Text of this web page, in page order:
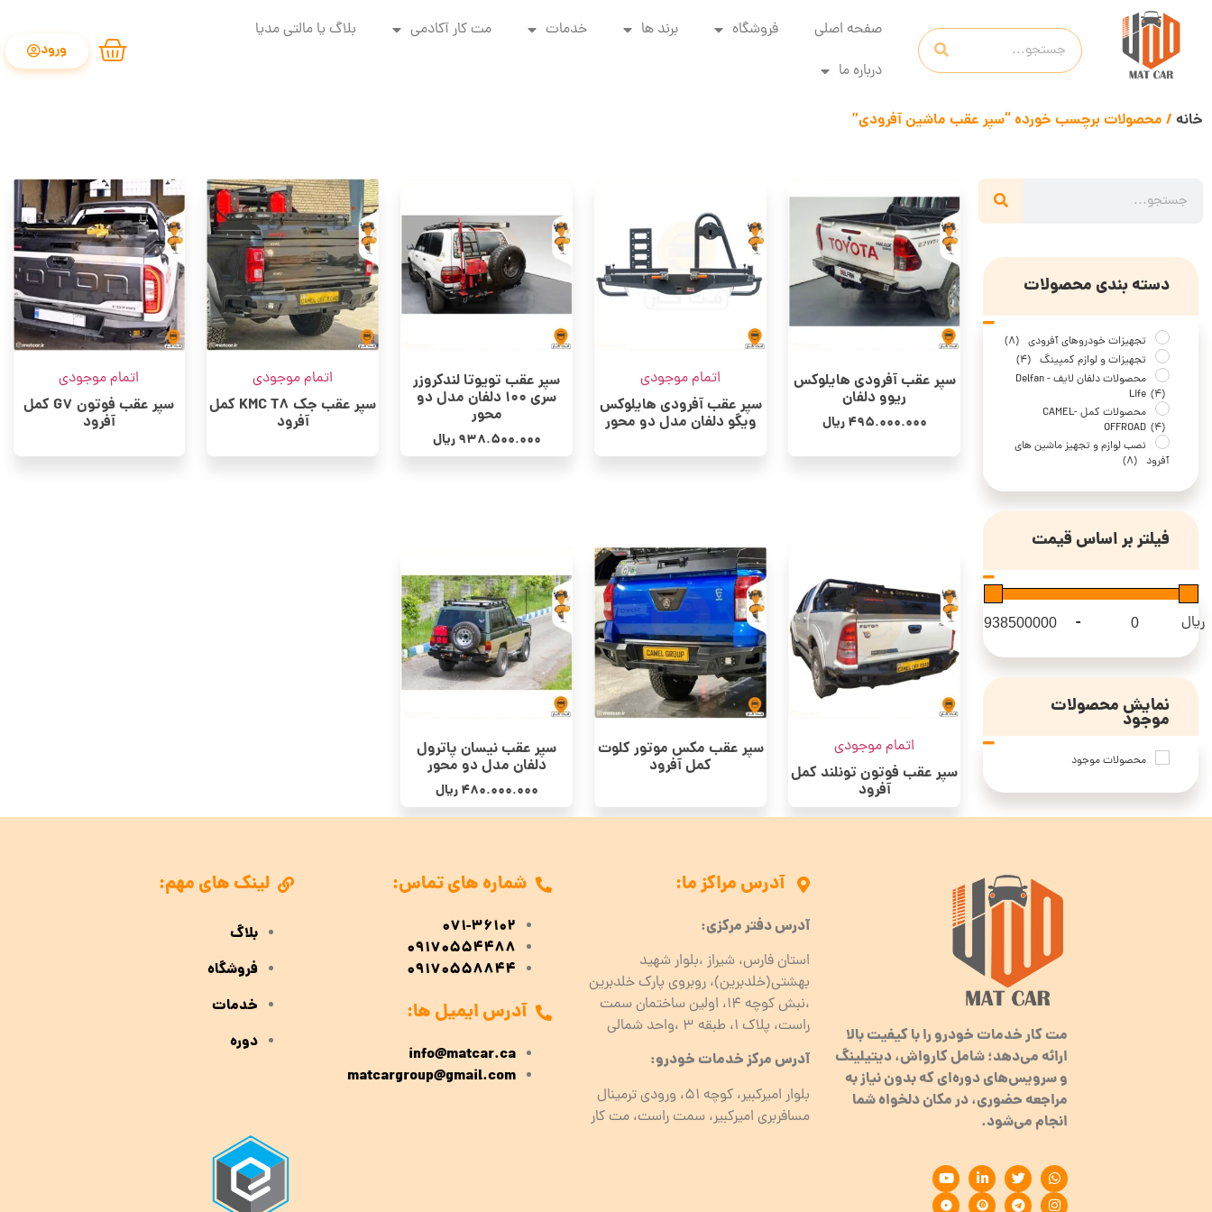
صفحه اصلی فروشگاه برند ها خدمات مت کار آکادمی
بلاگ یا مالتی مدیا
درباره ما
ورود
خانه / محصولات برچسب خورده “سپر عقب ماشین آفرودی”
دسته بندی محصولات
تجهیزات خودروهای آفرودی (8)
تجهیزات و لوازم کمپینگ (4)
محصولات دلفان لایف - Delfan
Life (4)
محصولات کمل -CAMEL
OFFROAD (4)
نصب لوازم و تجهیز ماشین های
آفرود (8)
فیلتر بر اساس قیمت
ریال Minimum Price
-
Maximum Price
نمایش محصولات
موجود
محصولات موجود
سپر عقب آفرودی هایلوکس
ریوو دلفان
495.000.000ریال
اتمام موجودی
سپر عقب آفرودی هایلوکس
ویگو دلفان مدل دو محور
سپر عقب تویوتا لندکروزر
سری 100 دلفان مدل دو
محور
938.500.000ریال
اتمام موجودی
سپر عقب جک KMC T8 کمل
آفرود
اتمام موجودی
سپر عقب فوتون G7 کمل
آفرود
اتمام موجودی
سپر عقب فوتون تونلند کمل
آفرود
سپر عقب مکس موتور کلوت
کمل آفرود
سپر عقب نیسان پاترول
دلفان مدل دو محور
480.000.000ریال
مت کار خدمات خودرو را با کیفیت بالا
ارائه می‌دهد؛ شامل کارواش، دیتیلینگ
و سرویس‌های دوره‌ای که بدون نیاز به
مراجعه حضوری، در مکان دلخواه شما
انجام می‌شود.
آدرس مراکز ما:
آدرس دفتر مرکزی:
استان فارس، شیراز ،بلوار شهید
بهشتی(خلدبرین)، روبروی پارک خلدبرین
،نبش کوچه ۱۴، اولین ساختمان سمت
راست، پلاک 1، طبقه ۳ ،واحد شمالی
آدرس مرکز خدمات خودرو:
بلوار امیرکبیر، کوچه 51، ورودی ترمینال
مسافربری امیرکبیر، سمت راست، مت کار
شماره های تماس:
071-36102
09170554488
09170558844
آدرس ایمیل ها:
info@matcar.ca
matcargroup@gmail.com
لینک های مهم:
بلاگ
فروشگاه
خدمات
دوره